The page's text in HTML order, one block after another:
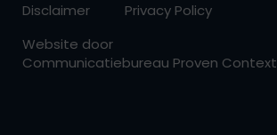
Disclaimer
Privacy Policy
Website door
Communicatiebureau Proven Context